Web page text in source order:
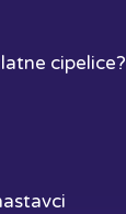
cipelice?